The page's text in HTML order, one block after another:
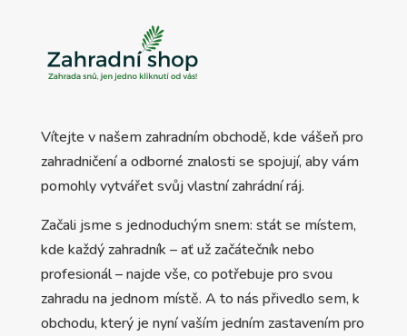
Vítejte v našem zahradním obchodě, kde vášeň pro
zahradničení a odborné znalosti se spojují, aby vám
pomohly vytvářet svůj vlastní zahrádní ráj.
Začali jsme s jednoduchým snem: stát se místem,
kde každý zahradník – ať už začátečník nebo
profesionál – najde vše, co potřebuje pro svou
zahradu na jednom místě. A to nás přivedlo sem, k
obchodu, který je nyní vaším jedním zastavením pro